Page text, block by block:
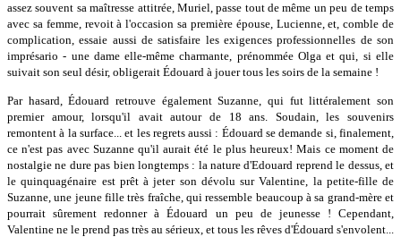
assez souvent sa maîtresse attitrée, Muriel, passe tout de même un peu de temps
avec sa femme, revoit à l'occasion sa première épouse, Lucienne, et, comble de
complication, essaie aussi de satisfaire les exigences professionnelles de son
imprésario - une dame elle-même charmante, prénommée Olga et qui, si elle
suivait son seul désir, obligerait Édouard à jouer tous les soirs de la semaine !
Par hasard, Édouard retrouve également Suzanne, qui fut littéralement son
premier amour, lorsqu'il avait autour de 18 ans. Soudain, les souvenirs
remontent à la surface... et les regrets aussi : Édouard se demande si, finalement,
ce n'est pas avec Suzanne qu'il aurait été le plus heureux! Mais ce moment de
nostalgie ne dure pas bien longtemps : la nature d'Edouard reprend le dessus, et
le quinquagénaire est prêt à jeter son dévolu sur Valentine, la petite-fille de
Suzanne, une jeune fille très fraîche, qui ressemble beaucoup à sa grand-mère et
pourrait sûrement redonner à Édouard un peu de jeunesse ! Cependant,
Valentine ne le prend pas très au sérieux, et tous les rêves d'Édouard s'envolent...